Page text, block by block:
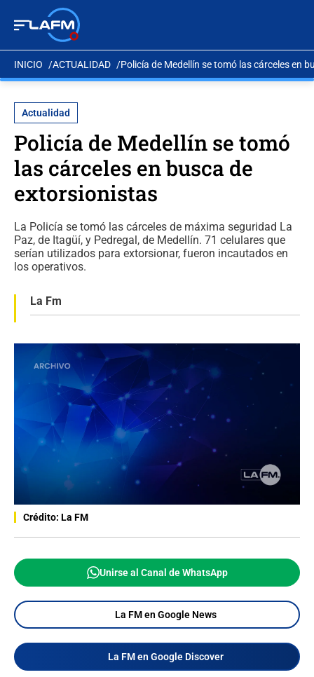
INICIO ACTUALIDAD Policía de Medellín se tomó las cárceles en
Actualidad
Policía de Medellín se tomó
las cárceles en busca de
extorsionistas
La Policía se tomó las cárceles de máxima seguridad La
Paz, de Itagüí, y Pedregal, de Medellín. 71 celulares que
serían utilizados para extorsionar, fueron incautados en
los operativos.
La Fm
Crédito: La FM
Unirse al Canal de WhatsApp
La FM en Google News
La FM en Google Discover